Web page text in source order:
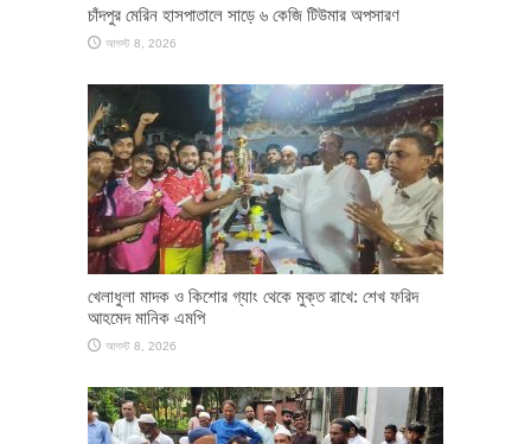
চাঁদপুর মেরিন হাসপাতালে সাড়ে ৬ কেজি টিউমার অপসারণ
আগস্ট 8, 2026
খেলাধুলা মাদক ও কিশোর গ্যাং থেকে মুক্ত রাখে: শেখ ফরিদ
আহমেদ মানিক এমপি
আগস্ট 8, 2026